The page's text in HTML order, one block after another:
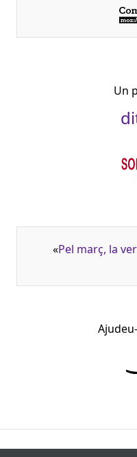
Un
«Pel març, la